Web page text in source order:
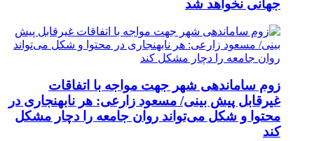
جهانی نخواهد شد
زوم ساماندهی شهر جهت مواجه با اتفاقات
غیرقابل پیش بینی/ مسعود زارعی: هر نابهنجاری در
محتوا و شکل می‌تواند روان جامعه را دچار مشکل
کند